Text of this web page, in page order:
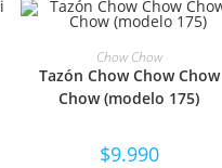
SELECCIONAR OPCIONES
Chow Chow
Tazón Chow Chow Chow
Chow (modelo 175)
$9.990